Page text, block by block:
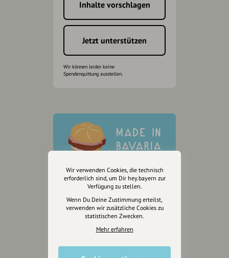
Inhalte vorschlagen
Jetzt unterstützen
Wir können leider keine
Spendenquittung ausstellen.
Wir verwenden Cookies, die technisch
erforderlich sind, um Dir hey.bayern zur
Verfügung zu stellen.
Wenn Du Deine Zustimmung erteilst,
verwenden wir zusätzliche Cookies zu
statistischen Zwecken.
Mehr erfahren